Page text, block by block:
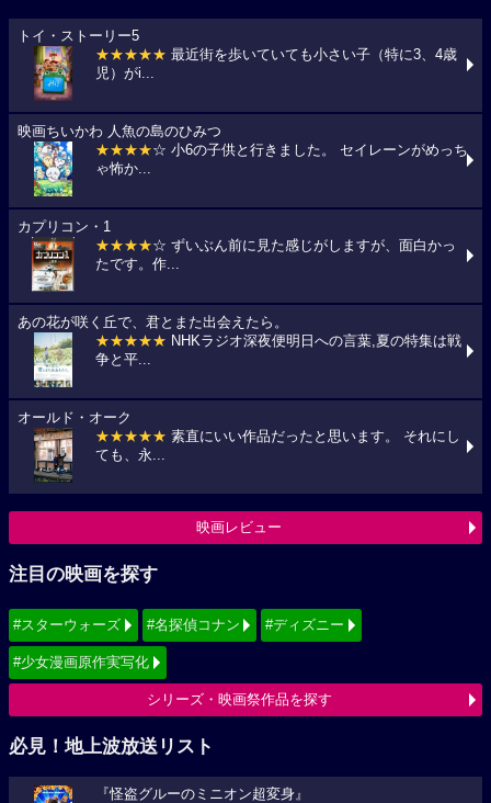
トイ・ストーリー5
★★★★★ 最近街を歩いていても小さい子（特に3、4歳
児）がi...
映画ちいかわ 人魚の島のひみつ
★★★★☆ 小6の子供と行きました。 セイレーンがめっち
ゃ怖か...
カプリコン・1
★★★★☆ ずいぶん前に見た感じがしますが、面白かっ
たです。作...
あの花が咲く丘で、君とまた出会えたら。
★★★★★ NHKラジオ深夜便明日への言葉,夏の特集は戦
争と平...
オールド・オーク
★★★★★ 素直にいい作品だったと思います。 それにし
ても、永...
映画レビュー
注目の映画を探す
#スターウォーズ #名探偵コナン #ディズニー
#少女漫画原作実写化
シリーズ・映画祭作品を探す
必見！地上波放送リスト
『怪盗グルーのミニオン超変身』